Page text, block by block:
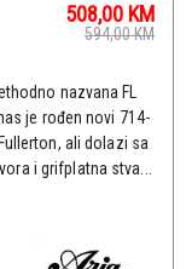
508,00 KM
594,00KM
nazvana FL
je rođen novi 714-
ali dolazi sa
i grifplatna stva...